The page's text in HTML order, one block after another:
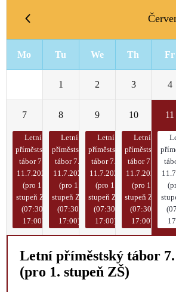
Mo Tu We Th Fr
1 2 3 4
7
Letní
příměstský
tábor 7. -
11.7.2025
(pro 1.
stupeň ZŠ)
(07:30-
17:00)
8
Letní
příměstský
tábor 7. -
11.7.2025
(pro 1.
stupeň ZŠ)
(07:30-
17:00)
9
Letní
příměstský
tábor 7. -
11.7.2025
(pro 1.
stupeň ZŠ)
(07:30-
17:00)
10
Letní
příměstský
tábor 7. -
11.7.2025
(pro 1.
stupeň ZŠ)
(07:30-
17:00)
11
Letní příměstský tábor 7.
(pro 1. stupeň ZŠ)